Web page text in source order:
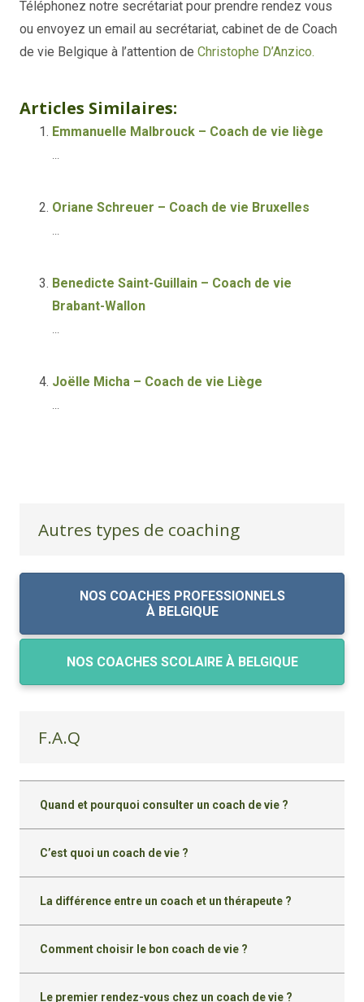
Téléphonez notre secrétariat pour prendre rendez vous
ou envoyez un email au secrétariat, cabinet de de Coach
de vie Belgique à l’attention de Christophe D’Anzico.
Articles Similaires:
Emmanuelle Malbrouck – Coach de vie liège
...
Oriane Schreuer – Coach de vie Bruxelles
...
Benedicte Saint-Guillain – Coach de vie
Brabant-Wallon
...
Joëlle Micha – Coach de vie Liège
...
Autres types de coaching
NOS COACHES PROFESSIONNELS
À BELGIQUE
NOS COACHES SCOLAIRE À BELGIQUE
F.A.Q
Quand et pourquoi consulter un coach de vie ?
C’est quoi un coach de vie ?
La différence entre un coach et un thérapeute ?
Comment choisir le bon coach de vie ?
Le premier rendez-vous chez un coach de vie ?